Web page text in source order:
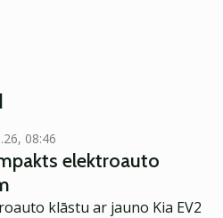
08:46
elektroauto
klāstu ar jauno Kia EV2